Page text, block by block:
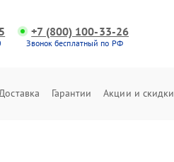
+7 (800) 100-33-26
Звонок бесплатный по РФ
Гарантии Акции и скидки